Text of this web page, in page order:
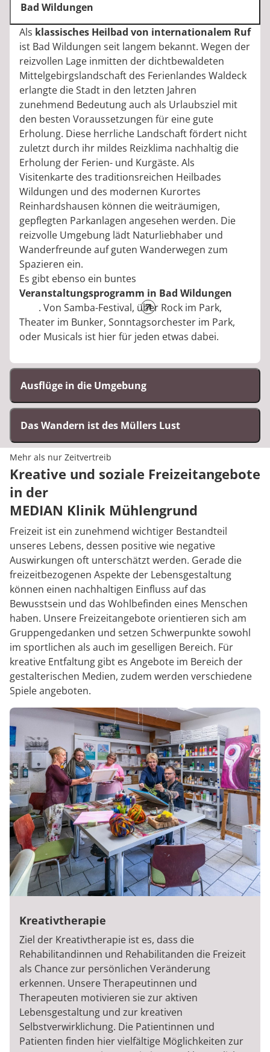
Bad Wildungen
Als klassisches Heilbad von internationalem Ruf
ist Bad Wildungen seit langem bekannt. Wegen der
reizvollen Lage inmitten der dichtbewaldeten
Mittelgebirgslandschaft des Ferienlandes Waldeck
erlangte die Stadt in den letzten Jahren
zunehmend Bedeutung auch als Urlaubsziel mit
den besten Voraussetzungen für eine gute
Erholung. Diese herrliche Landschaft fördert nicht
zuletzt durch ihr mildes Reizklima nachhaltig die
Erholung der Ferien- und Kurgäste. Als
Visitenkarte des traditionsreichen Heilbades
Wildungen und des modernen Kurortes
Reinhardshausen können die weiträumigen,
gepflegten Parkanlagen angesehen werden. Die
reizvolle Umgebung lädt Naturliebhaber und
Wanderfreunde auf guten Wanderwegen zum
Spazieren ein.
Es gibt ebenso ein buntes
Veranstaltungsprogramm in Bad Wildungen
. Von Samba-Festival, über Rock im Park,
Theater im Bunker, Sonntagsorchester im Park,
oder Musicals ist hier für jeden etwas dabei.
Ausflüge in die Umgebung
Das Wandern ist des Müllers Lust
Mehr als nur Zeitvertreib
Kreative und soziale Freizeitangebote
in der
MEDIAN Klinik Mühlengrund
Freizeit ist ein zunehmend wichtiger Bestandteil
unseres Lebens, dessen positive wie negative
Auswirkungen oft unterschätzt werden. Gerade die
freizeitbezogenen Aspekte der Lebensgestaltung
können einen nachhaltigen Einfluss auf das
Bewusstsein und das Wohlbefinden eines Menschen
haben. Unsere Freizeitangebote orientieren sich am
Gruppengedanken und setzen Schwerpunkte sowohl
im sportlichen als auch im geselligen Bereich. Für
kreative Entfaltung gibt es Angebote im Bereich der
gestalterischen Medien, zudem werden verschiedene
Spiele angeboten.
Kreativtherapie
Ziel der Kreativtherapie ist es, dass die
Rehabilitandinnen und Rehabilitanden die Freizeit
als Chance zur persönlichen Veränderung
erkennen. Unsere Therapeutinnen und
Therapeuten motivieren sie zur aktiven
Lebensgestaltung und zur kreativen
Selbstverwirklichung. Die Patientinnen und
Patienten finden hier vielfältige Möglichkeiten zur